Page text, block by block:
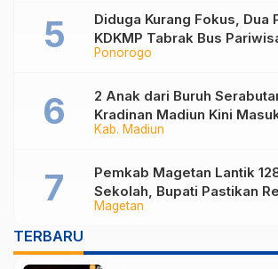
Ponorogo
Diduga Kurang Fokus, Dua
KDKMP Tabrak Bus
Sukorejo Ponorogo
Kab. Madiun
2 Anak dari Buruh
Kradinan Madiun Kini
Rakyat
Magetan
Pemkab Magetan Lantik
Sekolah, Bupati Pastikan
Segera Dibuka untuk Isi
TERBARU